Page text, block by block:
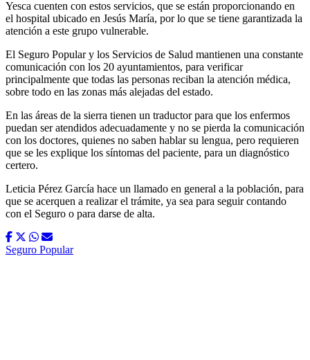
Yesca cuenten con estos servicios, que se están proporcionando en
el hospital ubicado en Jesús María, por lo que se tiene garantizada la
atención a este grupo vulnerable.
El Seguro Popular y los Servicios de Salud mantienen una constante
comunicación con los 20 ayuntamientos, para verificar
principalmente que todas las personas reciban la atención médica,
sobre todo en las zonas más alejadas del estado.
En las áreas de la sierra tienen un traductor para que los enfermos
puedan ser atendidos adecuadamente y no se pierda la comunicación
con los doctores, quienes no saben hablar su lengua, pero requieren
que se les explique los síntomas del paciente, para un diagnóstico
certero.
Leticia Pérez García hace un llamado en general a la población, para
que se acerquen a realizar el trámite, ya sea para seguir contando
con el Seguro o para darse de alta.
Seguro Popular